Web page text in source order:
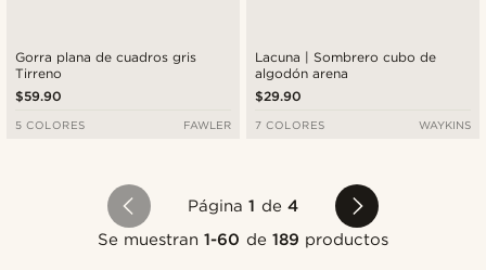
Gorra plana de cuadros gris
Tirreno
$59.90
5 COLORES FAWLER
Lacuna | Sombrero cubo de
algodón arena
$29.90
7 COLORES WAYKINS
Página1 de 4
Se muestran1-60 de 189 productos